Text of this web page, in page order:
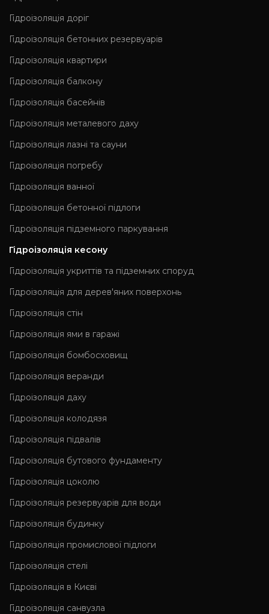
Гідроізоляція доріг
Гідроізоляція бетонних резервуарів
Гідроізоляція квартири
Гідроізоляція балкону
Гідроізоляція басейнів
Гідроізоляція металевого даху
Гідроізоляція лазні та сауни
Гідроізоляція погребу
Гідроізоляція ванної
Гідроізоляція бетонної підлоги
Гідроізоляція підземного паркування
Гідроізоляція кесону
Гідроізоляція укриттів та підземних споруд
Гідроізоляція для дерев'яних поверхонь
Гідроізоляція стін
Гідроізоляція ями в гаражі
Гідроізоляція бомбосховищ
Гідроізоляція веранди
Гідроізоляція даху
Гідроізоляція колодязя
Гідроізоляція підвалів
Гідроізоляція бутового фундаменту
Гідроізоляція цоколю
Гідроізоляція резервуарів для води
Гідроізоляція будинку
Гідроізоляція промислової підлоги
Гідроізоляція cтелі
Гідроізоляція в Києві
Гідроізоляція санвузла